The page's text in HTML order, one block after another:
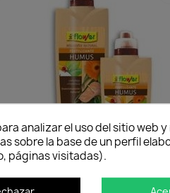
Abono Líquido Humus
analizar el uso del sitio web
sobre la base de un perfil
páginas visitadas).